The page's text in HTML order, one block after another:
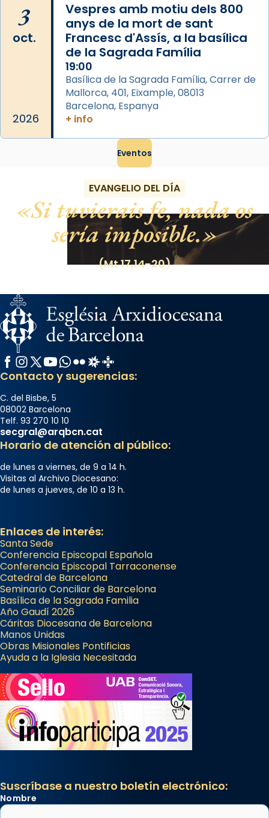
3
oct.
2026
Vespres amb motiu dels 800
anys de la mort de sant
Francesc d'Assís, a la basílica
de la Sagrada Família
19:00
Basílica de la Sagrada Família, Carrer de
Mallorca, 401, Eixample, 08013
Barcelona, Espanya
+ info
Eventos
EVANGELIO DEL DÍA
Si tuvierais fe, nada os
sería imposible.
(Mt 17,14-20)
Facebook
Instagram
X / Twitter
YouTube
WhatsApp
FlickrRadio Estel
Catalunya Cristiana
Contacto y sugerencias:
C. del Bisbe, 5
08002 Barcelona
Telf. 93 270 10 10
secgral@arqbcn.cat
Horario de atención al público:
de lunes a viernes, de 9 a 14 h.
Visitas al Archivo Diocesano:
de lunes a jueves, de 10 a 13 h.
Enlaces de interés:
Santa Sede
Conferencia Episcopal Española
Conferencia Episcopal Tarraconense
Catedral de Barcelona
Seminario Conciliar de Barcelona
Basílica de la Sagrada Familia
Año Gaudí 2026
Cáritas Diocesana de Barcelona
Manos Unidas
Obras Misionales Pontificias
Ayuda a la Iglesia Necesitada
Suscríbase a nuestro boletín electrónico:
Nombre